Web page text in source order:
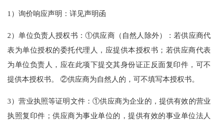
1）询价响应声明：详见声明函
2）单位负责人授权书：①供应商（自然人除外）：若供应商代
表为单位授权的委托代理人，应提供本授权书；若供应商代表
为单位负责人，应在此项下提交其身份证正反面复印件，可不
提供本授权书。 ②供应商为自然人的，可不填写本授权书。
3）营业执照等证明文件：①供应商为企业的，提供有效的营业
执照复印件；供应商为事业单位的，提供有效的事业单位法人